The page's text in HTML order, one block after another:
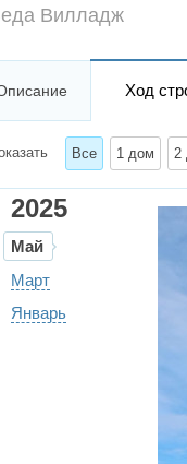
Вилладж
Ход
Все 1 дом 2
2025
Май
Март
Январь